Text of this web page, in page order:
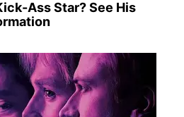
Ass Star? See His